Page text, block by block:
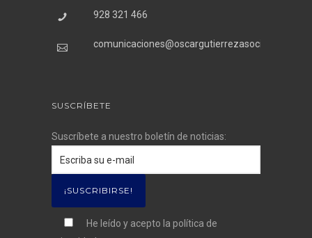
928 321 466
comunicaciones@oscargutierrezasociados.com
SUSCRÍBETE
Suscríbete a nuestro boletín de noticias:
He leído y acepto la política de